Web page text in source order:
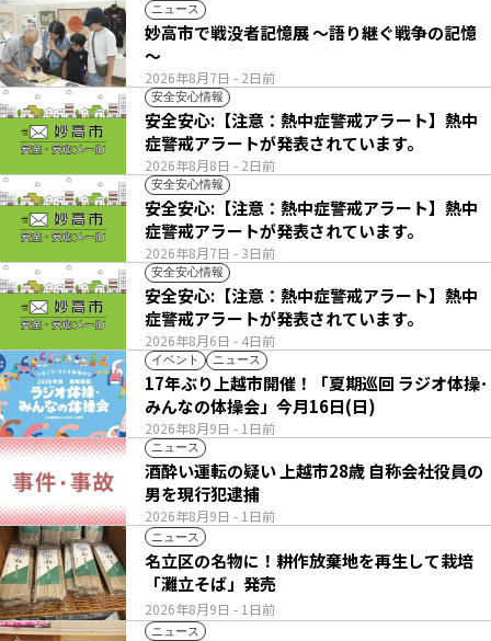
ニュース
2026年8月7日 - 2日前
妙高市で戦没者記憶展 ～語り継ぐ戦争の記憶
～
安全安心情報
2026年8月8日 - 2日前
安全安心:【注意：熱中症警戒アラート】熱中
症警戒アラートが発表されています。
安全安心情報
2026年8月7日 - 3日前
安全安心:【注意：熱中症警戒アラート】熱中
症警戒アラートが発表されています。
安全安心情報
2026年8月6日 - 4日前
安全安心:【注意：熱中症警戒アラート】熱中
症警戒アラートが発表されています。
イベント ニュース
2026年8月9日 - 1日前
17年ぶり上越市開催！「夏期巡回 ラジオ体操･
みんなの体操会」今月16日(日)
ニュース
2026年8月9日 - 1日前
酒酔い運転の疑い 上越市28歳 自称会社役員の
男を現行犯逮捕
ニュース
2026年8月9日 - 1日前
名立区の名物に！耕作放棄地を再生して栽培
「灘立そば」発売
ニュース